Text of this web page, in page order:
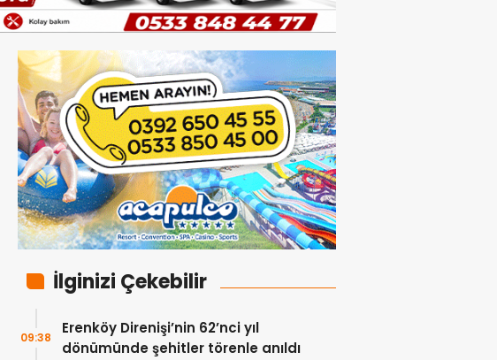
İlginizi Çekebilir
Erenköy Direnişi’nin 62’nci yıl
dönümünde şehitler törenle anıldı
09:38